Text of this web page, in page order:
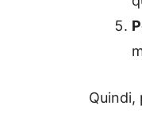
Quindi,